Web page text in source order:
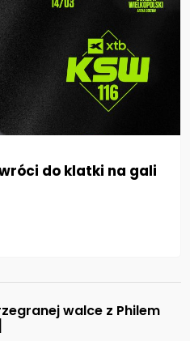
do klatki na gali
walce z Philem